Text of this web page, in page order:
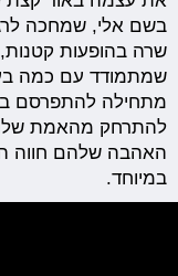
בשם אלי, שמחכה
שרה בהופעות
שמתמודד עם כמה
מתחילה להתפרסם
להתרחק מהאמת
האהבה שלהם חווה
במיוחד.